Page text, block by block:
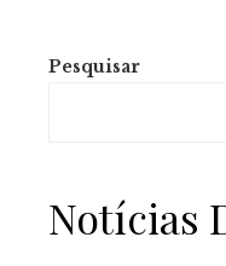
Pesquisar
Notícias